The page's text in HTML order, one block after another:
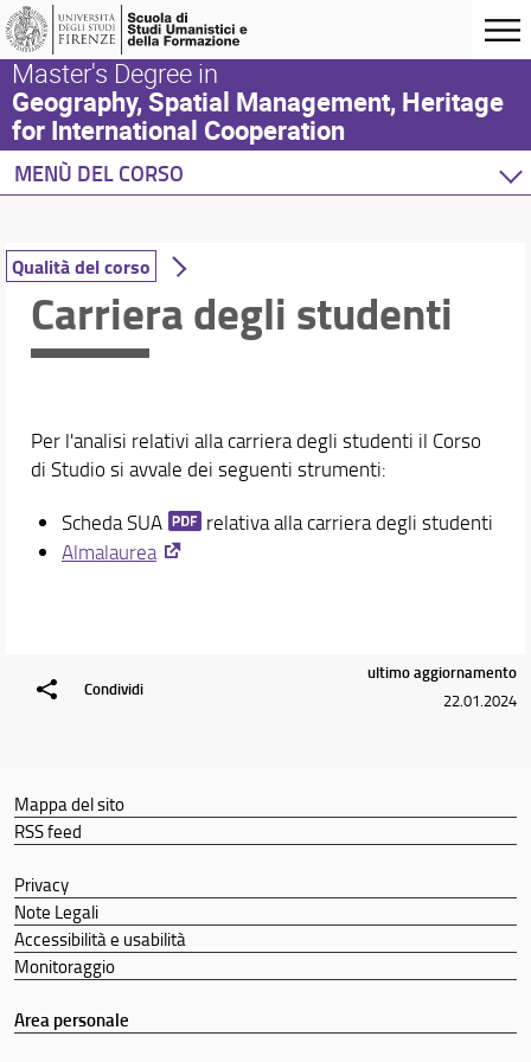
Master's Degree in
Geography, Spatial Management, Heritage
for International Cooperation
MENÙ DEL CORSO
Corso di studio
Laurea in Geografia, gestione del territorio, beni
Presentazione del corso
Sedi e strutture
Per iscriversi
Per laurearsi
Proseguire dopo la laurea
Qualità del corso
Comitato per la didattica
Linee guida per l'utilizzo dell'Intelligenza Artificiale
Didattica
Docenti
Orario e calendari
Qualità del corso
Carriera degli studenti
Per l'analisi relativi alla carriera degli studenti il Corso
di Studio si avvale dei seguenti strumenti:
Scheda SUA
relativa alla carriera degli studenti
Almalaurea
Condividi
ultimo aggiornamento
22.01.2024
Mappa del sito
RSS feed
Privacy
Note Legali
Accessibilità e usabilità
Monitoraggio
Area personale